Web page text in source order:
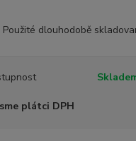
dlouhodobě
plátci DPH